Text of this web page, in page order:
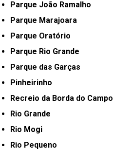
Parque João Ramalho
Parque Marajoara
Parque Oratório
Parque Rio Grande
Parque das Garças
Pinheirinho
Recreio da Borda do Campo
Rio Grande
Rio Mogi
Rio Pequeno